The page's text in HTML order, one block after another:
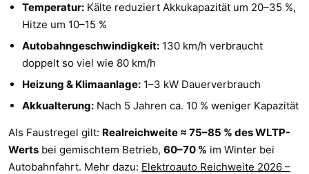
Temperatur: Kälte reduziert Akkukapazität um 20–35 %,
Hitze um 10–15 %
Autobahngeschwindigkeit: 130 km/h verbraucht
doppelt so viel wie 80 km/h
Heizung & Klimaanlage: 1–3 kW Dauerverbrauch
Akkualterung: Nach 5 Jahren ca. 10 % weniger Kapazität
Als Faustregel gilt: Realreichweite ≈ 75–85 % des WLTP-
Werts bei gemischtem Betrieb, 60–70 % im Winter bei
Autobahnfahrt. Mehr dazu: Elektroauto Reichweite 2026 –